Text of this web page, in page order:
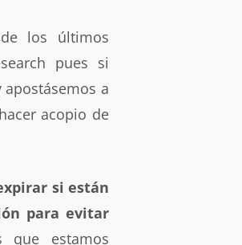
los últimos
pues si
a
acopio de
si están
para evitar
que estamos